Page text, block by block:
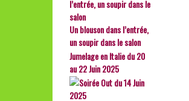
Un blouson dans l’entrée,
un soupir dans le salon
Jumelage en Italie du 20
au 22 Juin 2025